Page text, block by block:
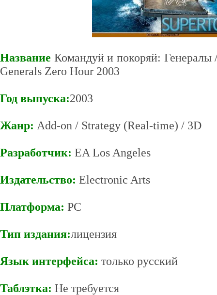
Название Командуй и покоряй: Генералы
Generals Zero Hour 2003
Год выпуска:2003
Жанр: Add-on / Strategy (Real-time) / 3D
Разработчик: EA Los Angeles
Издательство: Electronic Arts
Платформа: PC
Тип издания:лицензия
Язык интерфейса: только русский
Таблэтка: Не требуется